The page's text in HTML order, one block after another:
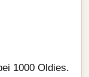
1000 Oldies.